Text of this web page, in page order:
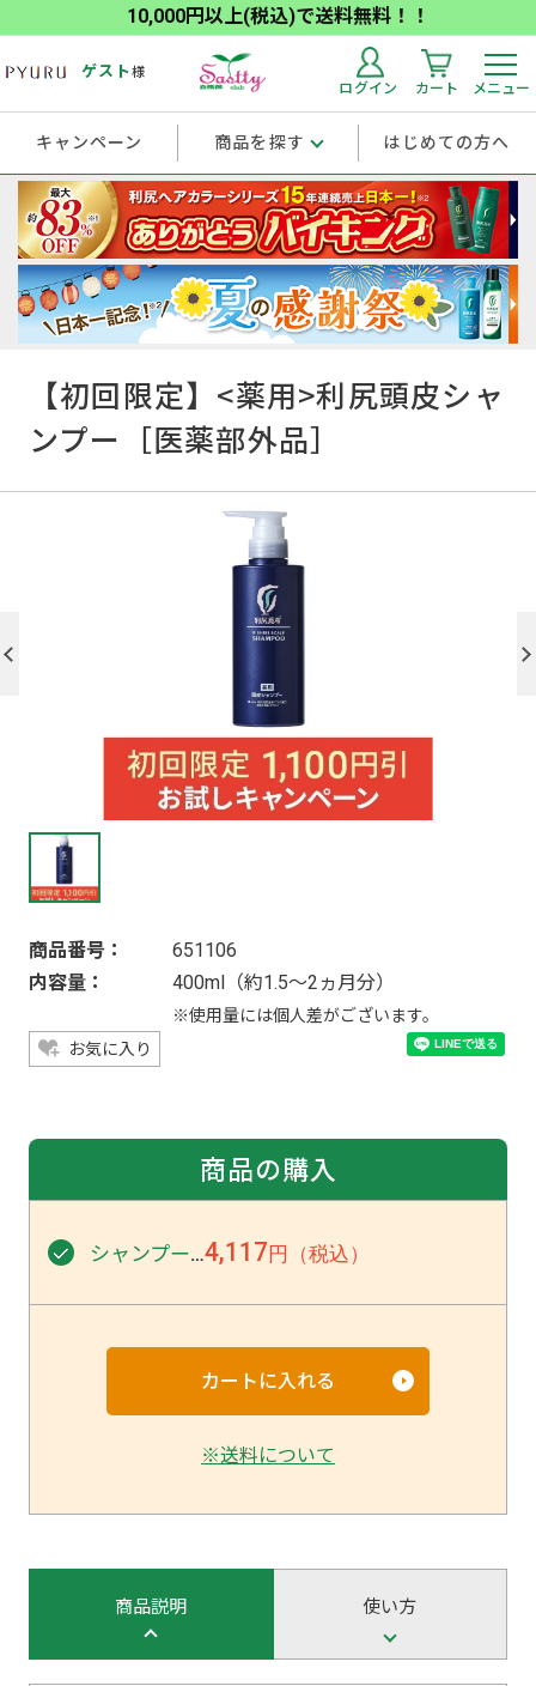
10,000円以上(税込)で送料無料！！
ゲスト様
ログイン カート メニュー
キャンペーン 商品を探す はじめての方へ
【初回限定】<薬用>利尻頭皮シャ
ンプー［医薬部外品］
商品番号：
651106
内容量：
400ml（約1.5～2ヵ月分）
※使用量には個人差がございます。
お気に入り
商品の購入
シャンプー…4,117円（税込）
※送料について
商品説明 使い方